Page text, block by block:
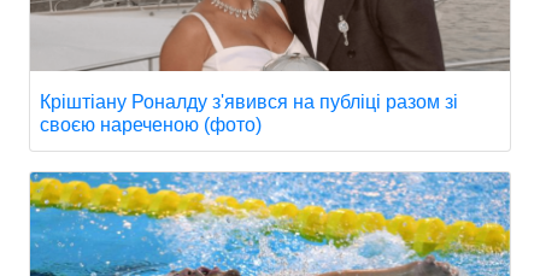
Кріштіану Роналду з'явився на публіці разом зі
своєю нареченою (фото)